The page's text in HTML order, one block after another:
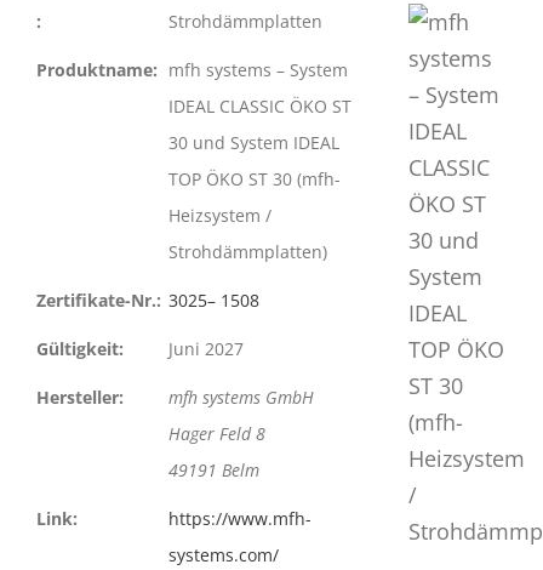
: Strohdämmplatten
Produktname: mfh systems – System
IDEAL CLASSIC ÖKO ST
30 und System IDEAL
TOP ÖKO ST 30 (mfh-
Heizsystem /
Strohdämmplatten)
Zertifikate-Nr.: 3025– 1508
Gültigkeit: Juni 2027
Hersteller:
mfh systems GmbH
Hager Feld 8
49191 Belm
Link:
https://www.mfh-
systems.com/